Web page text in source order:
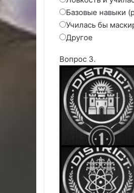
Базовые навыки
Училась бы
Другое
Вопрос 3.